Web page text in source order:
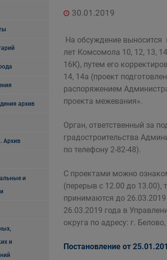
архив
Архив
и
и
30.01.2019
На обсуждение выносится
лет Комсомола 10, 12, 13,
16К), путем его
14, 14а (проект
распоряжением
проекта межевания».
Орган, ответственный за
градостроительства
по телефону 2-82-48).
С проектами можно
(перерыв с 12.00 до
принимаются до
26.03.2019 года в
округа по адресу: г.
Постановление от